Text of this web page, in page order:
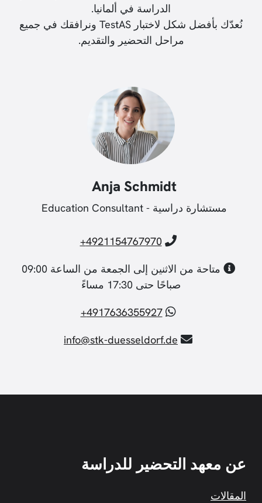
الدراسة في ألمانيا.
نُعدّك بأفضل شكل لاختبار TestAS ونرافقك في جميع
مراحل التحضير والتقديم.
Anja Schmidt
مستشارة دراسية - Education Consultant
4921154767970+
متاحة من الاثنين إلى الجمعة من الساعة 09:00
صباحًا حتى 17:30 مساءً
4917636355927+
info@stk-duesseldorf.de
عن معهد التحضير للدراسة
المقالات